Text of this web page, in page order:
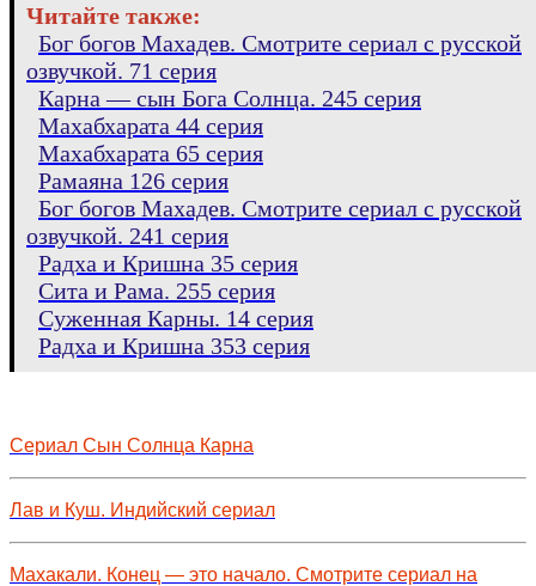
Читайте также:
Бог богов Махадев. Смотрите сериал с русской
озвучкой. 71 серия
Карна — сын Бога Солнца. 245 серия
Махабхарата 44 серия
Махабхарата 65 серия
Рамаяна 126 серия
Бог богов Махадев. Смотрите сериал с русской
озвучкой. 241 серия
Радха и Кришна 35 серия
Сита и Рама. 255 серия
Суженная Карны. 14 серия
Радха и Кришна 353 серия
Сериал Сын Солнца Карна
Лав и Куш. Индийский сериал
Махакали. Конец — это начало. Смотрите сериал на